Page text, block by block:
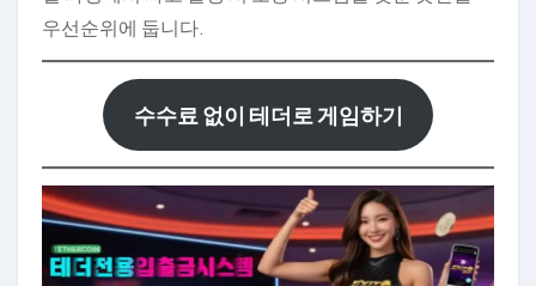
우선순위에 둡니다.
수수료 없이 테더로 게임하기